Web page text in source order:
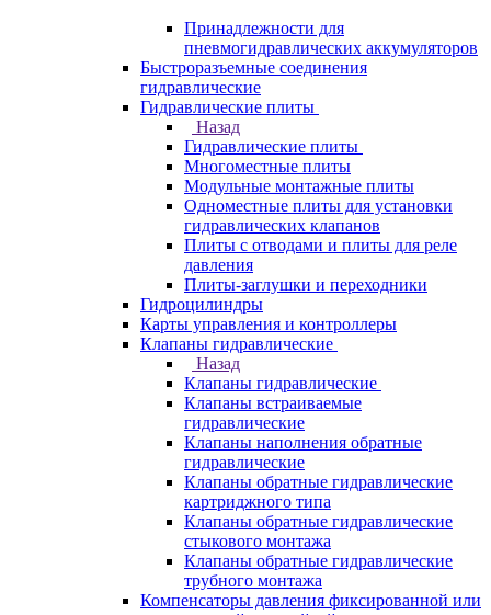
Принадлежности для
пневмогидравлических аккумуляторов
Быстроразъемные соединения
гидравлические
Гидравлические плиты
Назад
Гидравлические плиты
Многоместные плиты
Модульные монтажные плиты
Одноместные плиты для установки
гидравлических клапанов
Плиты с отводами и плиты для реле
давления
Плиты-заглушки и переходники
Гидроцилиндры
Карты управления и контроллеры
Клапаны гидравлические
Назад
Клапаны гидравлические
Клапаны встраиваемые
гидравлические
Клапаны наполнения обратные
гидравлические
Клапаны обратные гидравлические
картриджного типа
Клапаны обратные гидравлические
стыкового монтажа
Клапаны обратные гидравлические
трубного монтажа
Компенсаторы давления фиксированной или